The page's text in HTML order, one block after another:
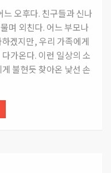
오후다. 친구들과 신나
며 외친다. 어느 부모나
겠지만, 우리 가족에게
가온다. 이런 일상의 소
불현듯 찾아온 낯선 손